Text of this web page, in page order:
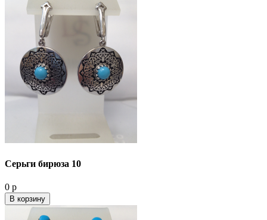
Серьги бирюза 10
0 р
В корзину